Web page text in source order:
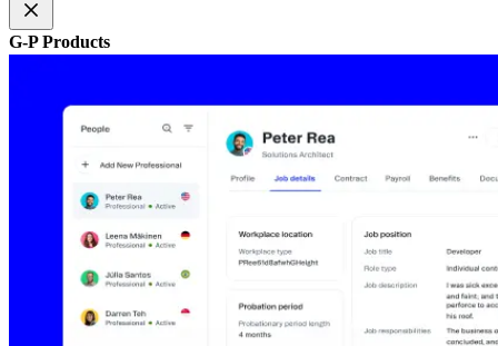
G-P Products​​